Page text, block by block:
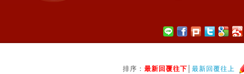
排序： 最新回覆往下 最新回覆往上